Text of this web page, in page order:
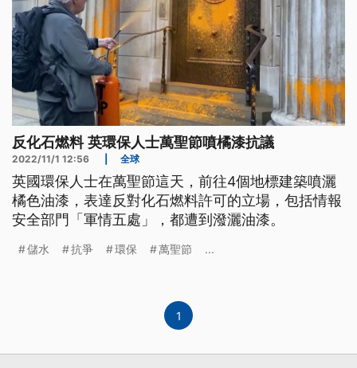
反化石燃料 英環保人士萬聖節噴橘漆抗議
2022/11/1 12:56 全球
英國環保人士在萬聖節這天，前往4個地標建築噴灑
橘色油漆，表達反對化石燃料許可的立場，包括情報
安全部門「軍情五處」，都遭到潑灑油漆。
儲水 抗爭 環保 萬聖節 ...
1